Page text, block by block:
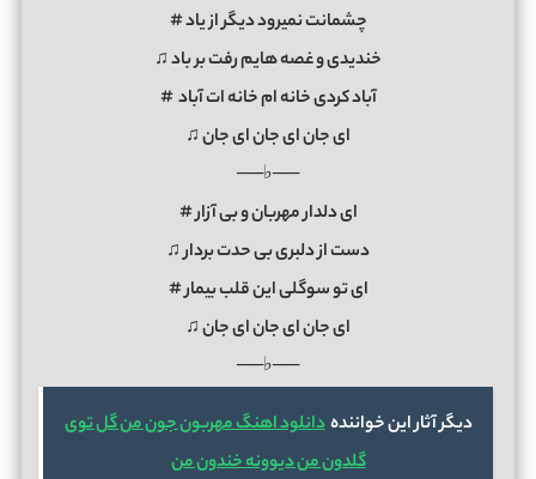
چشمانت نمیرود دیگر از یاد #
خندیدی و غصه هایم رفت بر باد ♫
آباد کردی خانه ام خانه ات آباد #
ای جان ای جان ای جان ♫
──♭──
ای دلدار مهربان و بی آزار #
دست از دلبری بی حدت بردار ♫
ای تو سوگلی این قلب بیمار #
ای جان ای جان ای جان ♫
──♭──
دیگر آثار این خوانندهدانلود اهنگ مهربون جون من گل توی
گلدون من دیوونه خندون من